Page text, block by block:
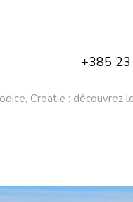
+385
Croatie : découvrez